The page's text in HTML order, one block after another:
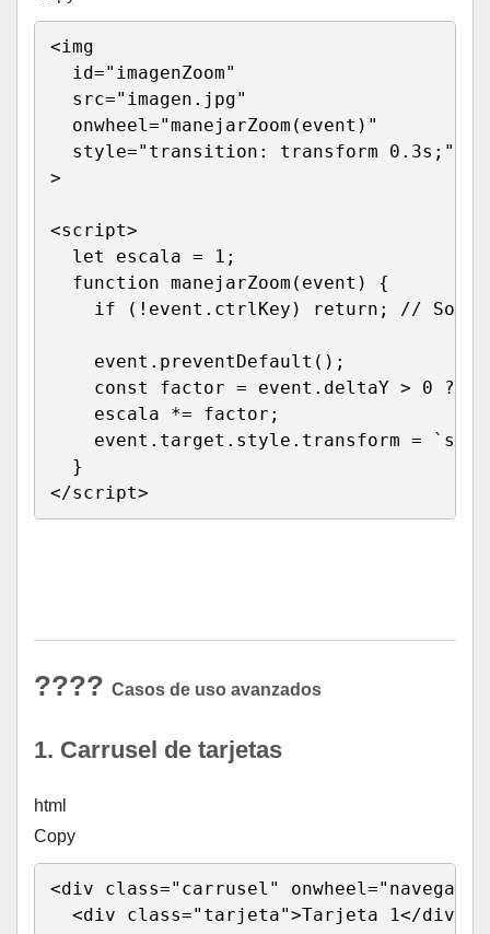
<img
id=" imagenZoom"
src=" imagen.jpg"
onwheel="manejarZoom ( event ) "
style=" transition : transform 0.3s ; "
>
<script>
let
escala = 1 ;
function manejarZoom ( event )
{
if
( ! event . ctrlKey ) return ; // Solo
    event
. preventDefault ( ) ;
const
factor = event . deltaY > 0 ?
    escala
*= factor ;
    event
. target . style . transform = `
}
</script>
???? Casos de uso avanzados
1. Carrusel de tarjetas
html
Copy
<div class=" carrusel " onwheel="
<div class=" tarjeta">Tarjeta 1</div